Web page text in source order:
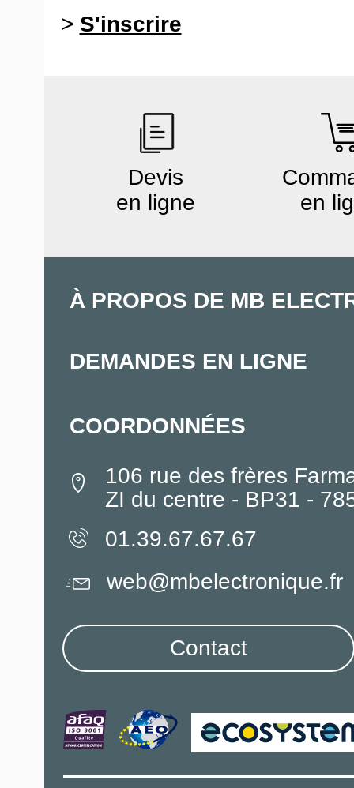
> S'inscrire
Devis
en ligne
en
À PROPOS DE MB
DEMANDES EN LIGNE
COORDONNÉES
106 rue des frères
ZI du centre - BP31 -
01.39.67.67.67
web@mbelectronique.fr
Contact